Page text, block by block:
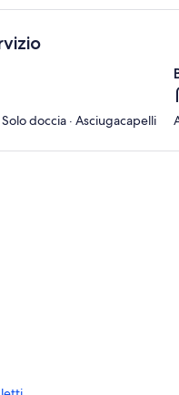
doccia · Asciugacapelli